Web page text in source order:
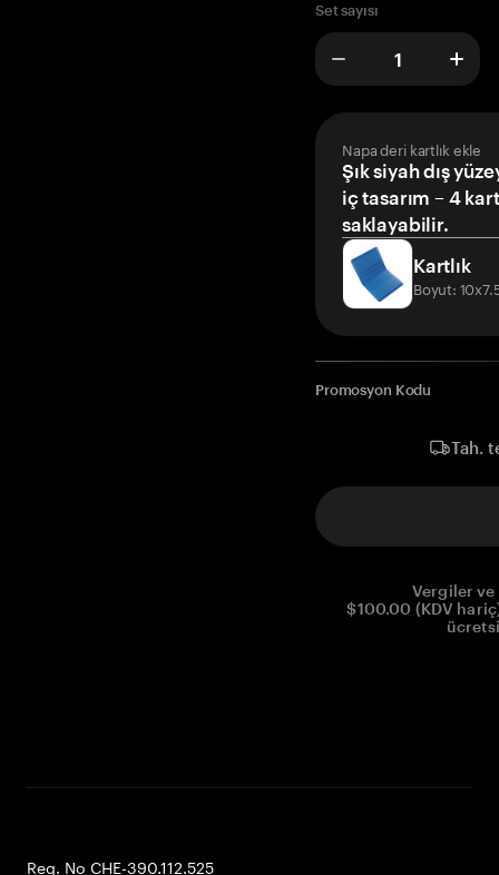
Set sayısı
Napa deri kartlık ekle
Şık siyah dış
iç tasarım – 4
saklayabilir.
Kartlık
Boyut:
Promosyon Kodu
Tah.
Vergiler
$100.00 (KDV
Reg. No CHE-390.112.525